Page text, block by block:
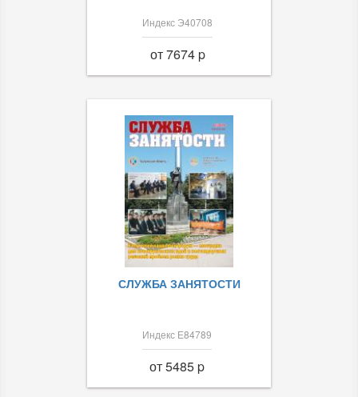
Индекс Э40708
от 7674 p
СЛУЖБА ЗАНЯТОСТИ
Индекс Е84789
от 5485 p